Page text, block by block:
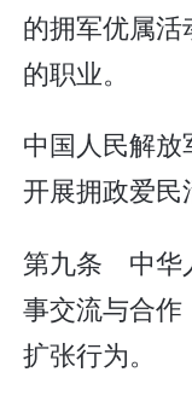
的拥军优属
的职业。
中国人民解
开展拥政爱民
第九条 中华
事交流与合
扩张行为。